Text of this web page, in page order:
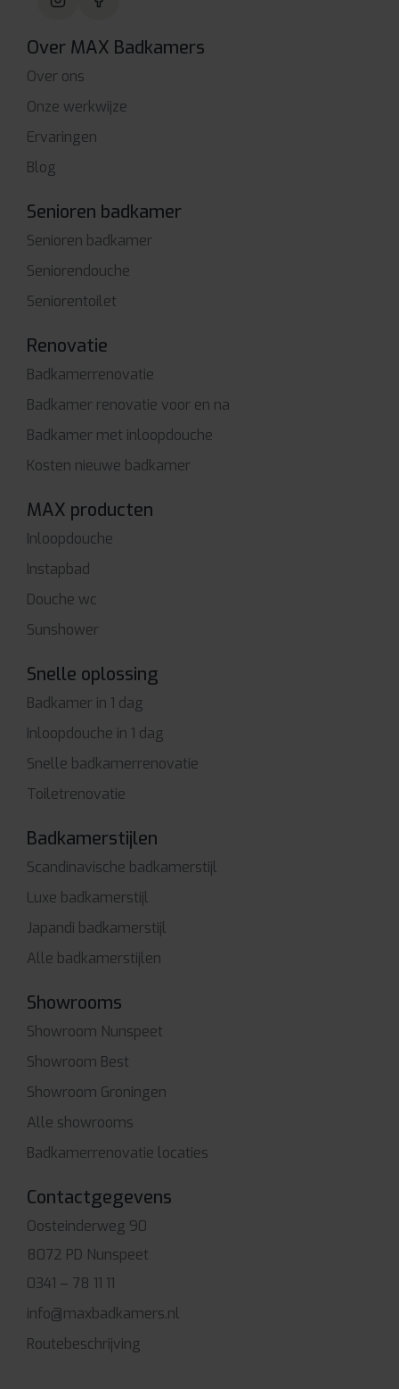
Over MAX Badkamers
Over ons
Onze werkwijze
Ervaringen
Blog
Senioren badkamer
Senioren badkamer
Seniorendouche
Seniorentoilet
Renovatie
Badkamerrenovatie
Badkamer renovatie voor en na
Badkamer met inloopdouche
Kosten nieuwe badkamer
MAX producten
Inloopdouche
Instapbad
Douche wc
Sunshower
Snelle oplossing
Badkamer in 1 dag
Inloopdouche in 1 dag
Snelle badkamerrenovatie
Toiletrenovatie
Badkamerstijlen
Scandinavische badkamerstijl
Luxe badkamerstijl
Japandi badkamerstijl
Alle badkamerstijlen
Showrooms
Showroom Nunspeet
Showroom Best
Showroom Groningen
Alle showrooms
Badkamerrenovatie locaties
Contactgegevens
Oosteinderweg 90
8072 PD Nunspeet
0341 – 78 11 11
info@maxbadkamers.nl
Routebeschrijving